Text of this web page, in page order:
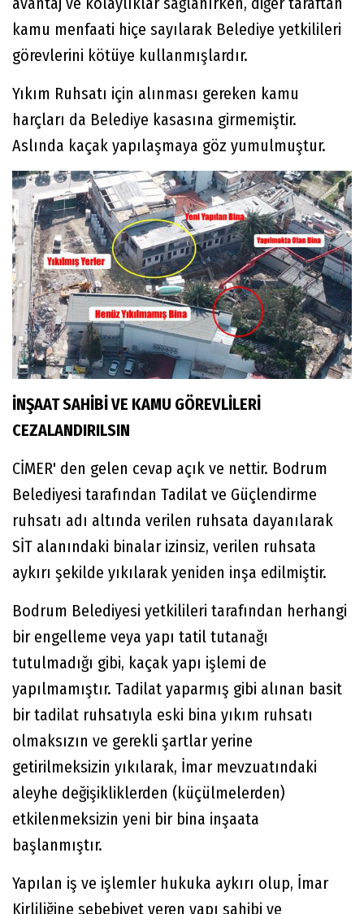
kamu menfaati hiçe sayılarak Belediye yetkilileri
görevlerini kötüye kullanmışlardır.
Yıkım Ruhsatı için alınması gereken kamu
harçları da Belediye kasasına girmemiştir.
Aslında kaçak yapılaşmaya göz yumulmuştur.
İNŞAAT SAHİBİ VE KAMU GÖREVLİLERİ
CEZALANDIRILSIN
CİMER' den gelen cevap açık ve nettir. Bodrum
Belediyesi tarafından Tadilat ve Güçlendirme
ruhsatı adı altında verilen ruhsata dayanılarak
SİT alanındaki binalar izinsiz, verilen ruhsata
aykırı şekilde yıkılarak yeniden inşa edilmiştir.
Bodrum Belediyesi yetkilileri tarafından herhangi
bir engelleme veya yapı tatil tutanağı
tutulmadığı gibi, kaçak yapı işlemi de
yapılmamıştır. Tadilat yaparmış gibi alınan basit
bir tadilat ruhsatıyla eski bina yıkım ruhsatı
olmaksızın ve gerekli şartlar yerine
getirilmeksizin yıkılarak, İmar mevzuatındaki
aleyhe değişikliklerden (küçülmelerden)
etkilenmeksizin yeni bir bina inşaata
başlanmıştır.
Yapılan iş ve işlemler hukuka aykırı olup, İmar
Kirliliğine sebebiyet veren yapı sahibi ve